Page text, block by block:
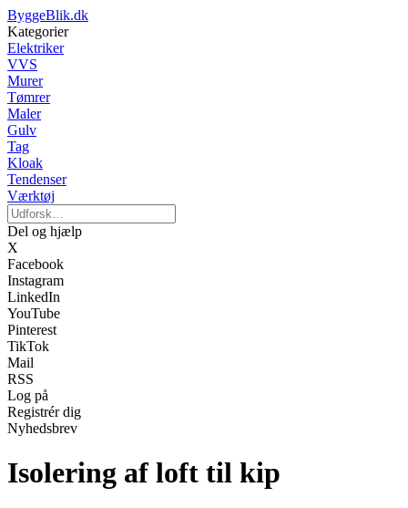
ByggeBlik.dk
Kategorier
Elektriker
VVS
Murer
Tømrer
Maler
Gulv
Tag
Kloak
Tendenser
Værktøj
Del og hjælp
X
Facebook
Instagram
LinkedIn
YouTube
Pinterest
TikTok
Mail
RSS
Log på
Registrér dig
Nyhedsbrev
Isolering af loft til kip